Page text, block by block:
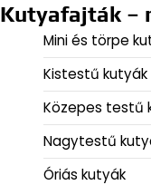
Kutyafajták –
Mini és törpe
Kistestű kutyák
Közepes testű
Nagytestű
Óriás kutyák